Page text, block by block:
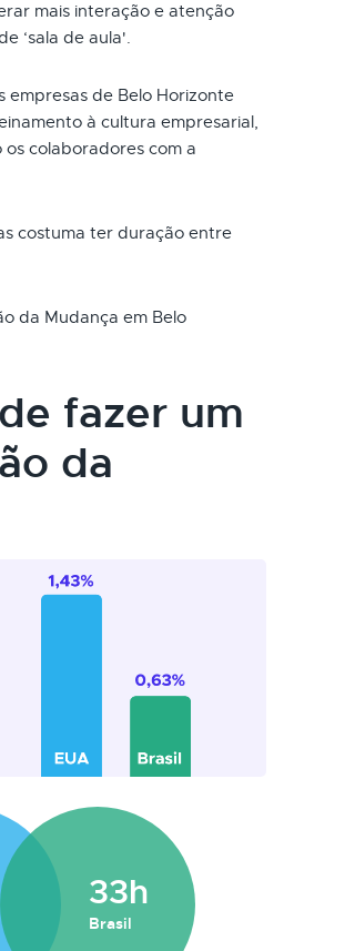
mais interação e atenção
‘sala de aula'.
empresas de Belo Horizonte
à cultura empresarial,
colaboradores com a
costuma ter duração entre
da Mudança em Belo
fazer um
da
33h
Brasil